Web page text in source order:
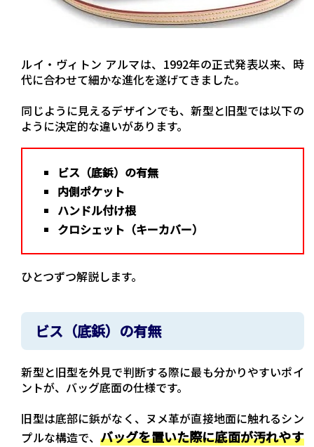
ルイ・ヴィトン アルマは、1992年の正式発表以来、時
代に合わせて細かな進化を遂げてきました。
同じように見えるデザインでも、新型と旧型では以下の
ように決定的な違いがあります。
ビス（底鋲）の有無
内側ポケット
ハンドル付け根
クロシェット（キーカバー）
ひとつずつ解説します。
ビス（底鋲）の有無
新型と旧型を外見で判断する際に最も分かりやすいポイ
ントが、バッグ底面の仕様です。
旧型は底部に鋲がなく、ヌメ革が直接地面に触れるシン
プルな構造で、 バッグを置いた際に底面が汚れやす